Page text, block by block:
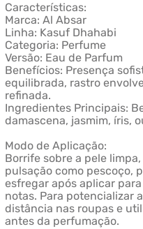
Características:
Marca: Al Absar
Linha: Kasuf Dhahabi
Categoria: Perfume
Versão: Eau de Parfum
Benefícios: Presença
equilibrada, rastro
refinada.
Ingredientes Principais:
damascena, jasmim, íris,
Modo de Aplicação:
Borrife sobre a pele
pulsação como pescoço,
esfregar após aplicar
notas. Para potencializar
distância nas roupas e
antes da perfumação.